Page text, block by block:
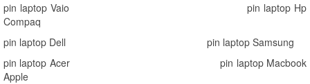
pin laptop Vaio
pin laptop Hp
Compaq
pin laptop Dell
pin laptop Samsung
pin laptop Acer
pin laptop Macbook
Apple